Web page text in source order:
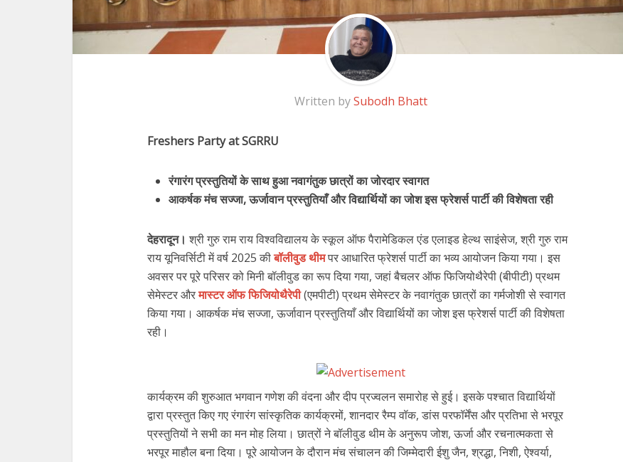
Written bySubodh Bhatt
Freshers Party at SGRRU
रंगारंग प्रस्तुतियों के साथ हुआ नवागंतुक छात्रों का जोरदार स्वागत
आकर्षक मंच सज्जा, ऊर्जावान प्रस्तुतियाँ और विद्यार्थियों का जोश इस फ्रेशर्स पार्टी की विशेषता रही
देहरादून।श्री गुरु राम राय विश्वविद्यालय के स्कूल ऑफ पैरामेडिकल एंड एलाइड हेल्थ साइंसेज, श्री गुरु राम
राय यूनिवर्सिटी में वर्ष 2025 कीबॉलीवुड थीमपर आधारित फ्रेशर्स पार्टी का भव्य आयोजन किया गया। इस
अवसर पर पूरे परिसर को मिनी बॉलीवुड का रूप दिया गया, जहां बैचलर ऑफ फिजियोथैरेपी (बीपीटी) प्रथम
सेमेस्टर औरमास्टर ऑफ फिजियोथैरेपी(एमपीटी) प्रथम सेमेस्टर के नवागंतुक छात्रों का गर्मजोशी से स्वागत
किया गया। आकर्षक मंच सज्जा, ऊर्जावान प्रस्तुतियाँ और विद्यार्थियों का जोश इस फ्रेशर्स पार्टी की विशेषता
रही।
कार्यक्रम की शुरुआत भगवान गणेश की वंदना और दीप प्रज्वलन समारोह से हुई। इसके पश्चात विद्यार्थियों
द्वारा प्रस्तुत किए गए रंगारंग सांस्कृतिक कार्यक्रमों, शानदार रैम्प वॉक, डांस परफॉर्मेंस और प्रतिभा से भरपूर
प्रस्तुतियों ने सभी का मन मोह लिया। छात्रों ने बॉलीवुड थीम के अनुरूप जोश, ऊर्जा और रचनात्मकता से
भरपूर माहौल बना दिया। पूरे आयोजन के दौरान मंच संचालन की जिम्मेदारी ईशु जैन, श्रद्धा, निशी, ऐश्वर्या,